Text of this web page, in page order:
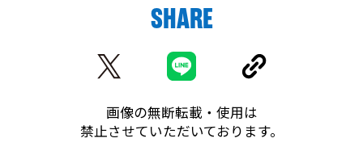
SHARE
画像の無断転載・使用は
禁止させていただいております。